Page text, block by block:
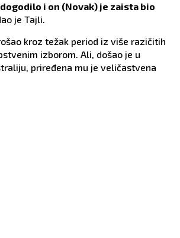
i on (Novak) je zaista bio
je Tajli.
kroz težak period iz više razičitih
izborom. Ali, došao je u
priređena mu je veličastvena